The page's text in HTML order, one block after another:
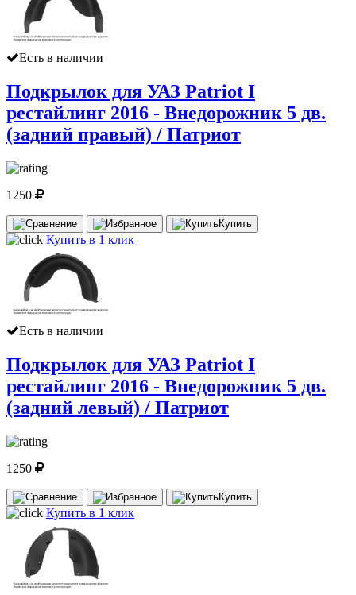
Есть в наличии
Подкрылок для УАЗ Patriot I
рестайлинг 2016 - Внедорожник 5 дв.
(задний правый) / Патриот
1250
Купить
Купить в 1 клик
Есть в наличии
Подкрылок для УАЗ Patriot I
рестайлинг 2016 - Внедорожник 5 дв.
(задний левый) / Патриот
1250
Купить
Купить в 1 клик